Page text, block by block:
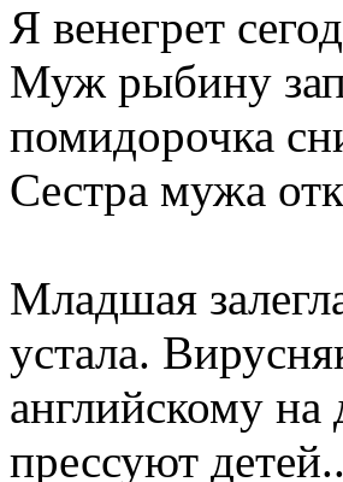
Я венегрет
Муж рыбину
помидорочка
Сестра мужа
Младшая
устала.
английскому
прессуют